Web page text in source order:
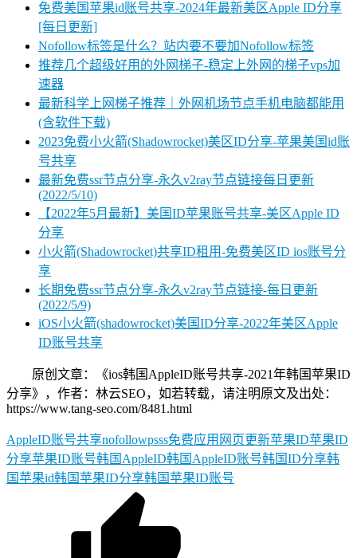
免费美国苹果id账号共享-2024年最新美区Apple ID分享
[每日更新]
Nofollow标签是什么？站内要不要加Nofollow标签
推荐几个超级好用的外网梯子-稳定上外网的梯子vps加
速器
最新科学上网梯子推荐｜外网机场节点手机电脑都能用
(含软件下载)
2023免费小火箭(Shadowrocket)美区ID分享-苹果美国id账
号共享
最新免费ssr节点分享-永久v2ray节点链接每日更新
(2022/5/10)
【2022年5月最新】美国ID苹果账号共享-美区Apple ID
分享
小火箭(Shadowrocket)共享ID租用-免费美区ID ios账号分
享
长期免费ssr节点分享-永久v2ray节点链接-每日更新
(2022/5/9)
iOS小火箭(shadowrocket)美国ID分享-2022年美区Apple
ID账号共享
原创文章：《ios韩国AppleID账号共享-2021年韩国苹果ID
分享》，作者：林云SEO，如若转载，请注明原文及出处：
https://www.tang-seo.com/8481.html
AppleID账号共享nofollowpsss免费应用 网页更新苹果ID苹果ID
分享苹果ID账号韩国AppleID韩国AppleID账号韩国ID分享韩
国苹果id韩国苹果ID分享韩国苹果ID账号